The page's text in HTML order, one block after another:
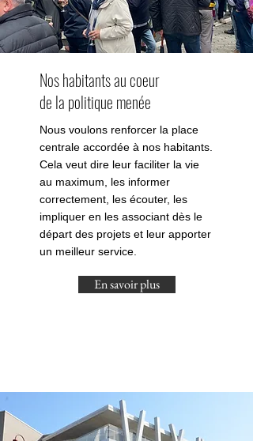
Nos habitants au coeur
de la politique menée
Nous voulons renforcer la place
centrale accordée à nos habitants.
Cela veut dire leur faciliter la vie
au maximum, les informer
correctement, les écouter, les
impliquer en les associant dès le
départ des projets et leur apporter
un meilleur service.
En savoir plus